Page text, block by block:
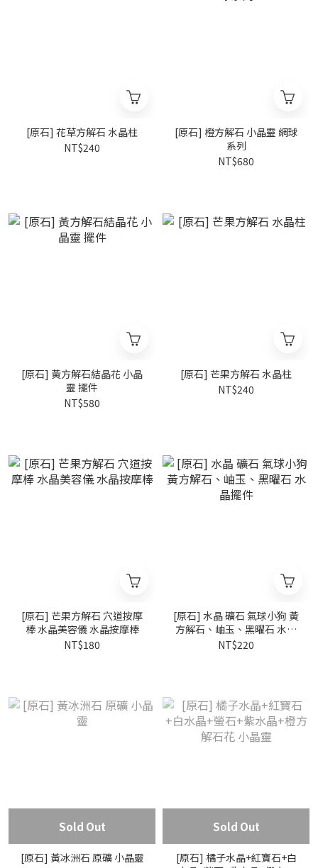
[原石] 花草方解石 水晶柱
NT$240
[原石] 橙方解石 小晶靈 網球
系列
NT$680
[原石] 黃方解石結晶花 小晶
靈 擺件
NT$580
[原石] 芒果方解石 水晶柱
NT$240
[原石] 芒果方解石 穴道按摩
棒 水晶美容儀 水晶按摩棒
NT$180
[原石] 水晶 礦石 氣球小狗 黃
方解石、岫玉、黑曜石 水晶
擺件
NT$220
Sold Out
[原石] 黃冰洲石 原礦 小晶靈
Sold Out
[原石] 橘子水晶+紅寶石+白